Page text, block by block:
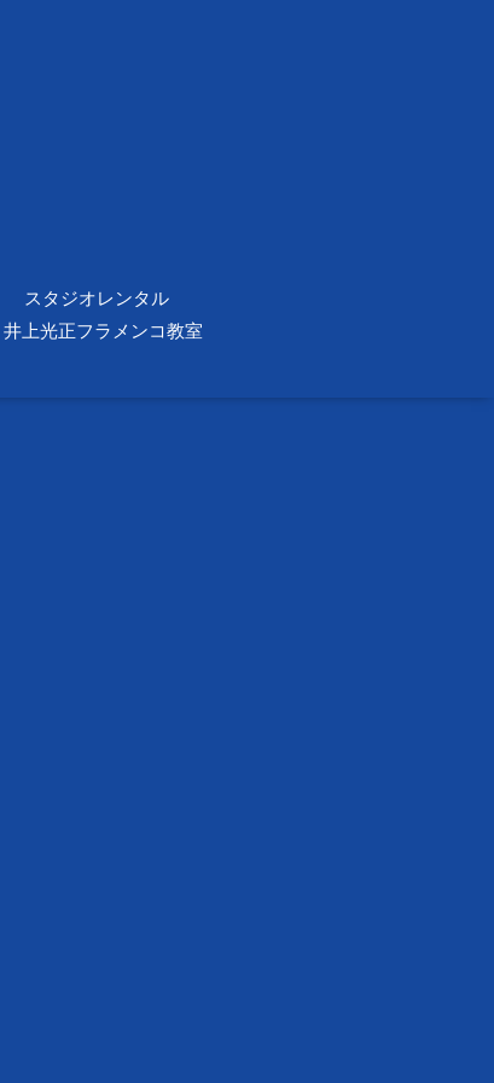
スタジオレンタル
井上光正フラメンコ教室